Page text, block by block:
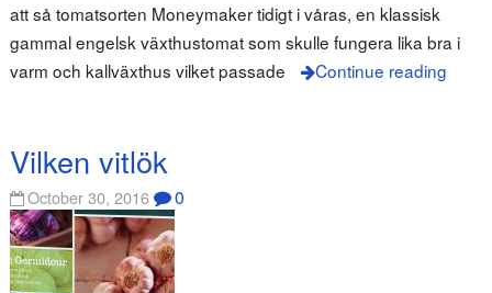
att så tomatsorten Moneymaker tidigt i våras, en klassisk
gammal engelsk växthustomat som skulle fungera lika bra i
varm och kallväxthus vilket passade
Continue reading
Vilken vitlök
October 30, 2016 0